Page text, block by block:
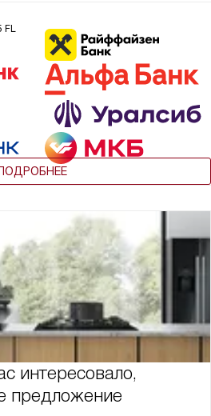
интересовало,
предложение